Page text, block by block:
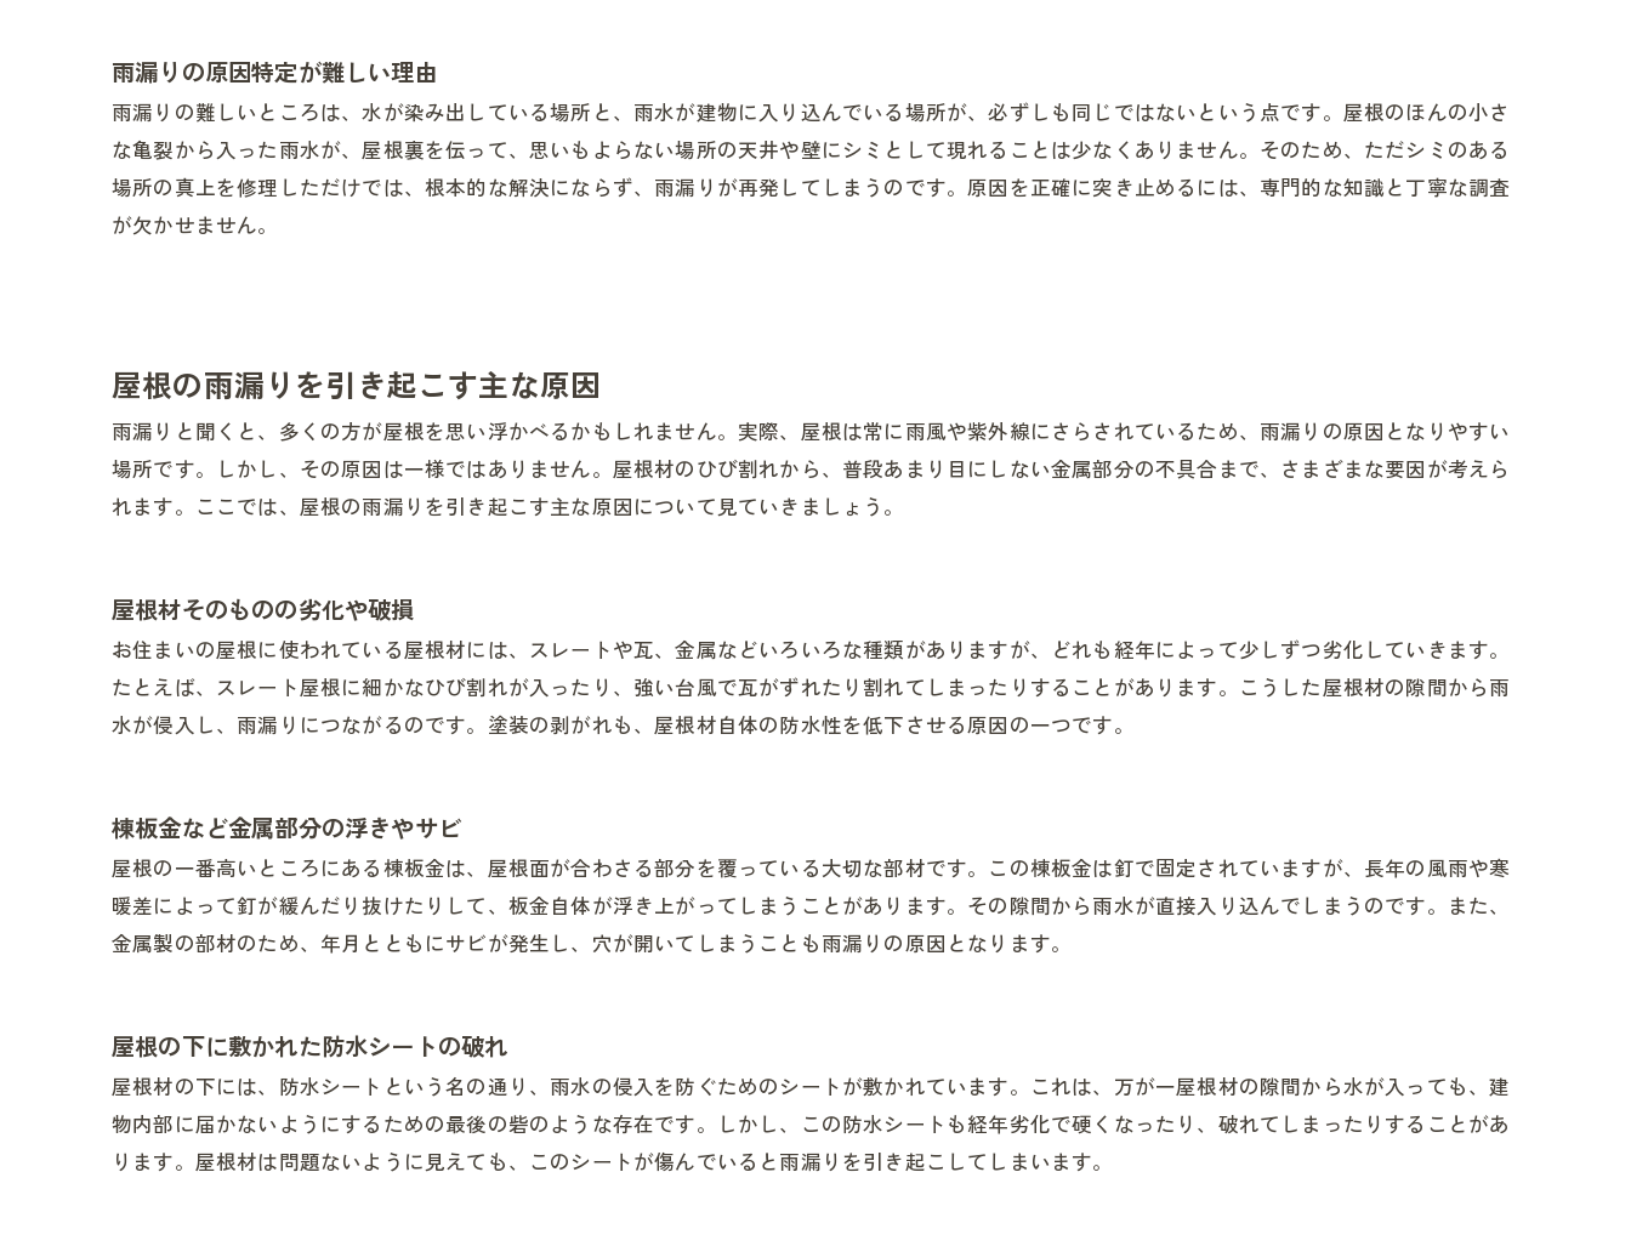
雨漏りの原因特定が難しい理由
雨漏りの難しいところは、水が染み出している場所と、雨水が建物に入り込んでいる場所が、必ずしも同じではないという点です。屋根のほんの小さ
な亀裂から入った雨水が、屋根裏を伝って、思いもよらない場所の天井や壁にシミとして現れることは少なくありません。そのため、ただシミのある
場所の真上を修理しただけでは、根本的な解決にならず、雨漏りが再発してしまうのです。原因を正確に突き止めるには、専門的な知識と丁寧な調査
が欠かせません。
屋根の雨漏りを引き起こす主な原因
雨漏りと聞くと、多くの方が屋根を思い浮かべるかもしれません。実際、屋根は常に雨風や紫外線にさらされているため、雨漏りの原因となりやすい
場所です。しかし、その原因は一様ではありません。屋根材のひび割れから、普段あまり目にしない金属部分の不具合まで、さまざまな要因が考えら
れます。ここでは、屋根の雨漏りを引き起こす主な原因について見ていきましょう。
屋根材そのものの劣化や破損
お住まいの屋根に使われている屋根材には、スレートや瓦、金属などいろいろな種類がありますが、どれも経年によって少しずつ劣化していきます。
たとえば、スレート屋根に細かなひび割れが入ったり、強い台風で瓦がずれたり割れてしまったりすることがあります。こうした屋根材の隙間から雨
水が侵入し、雨漏りにつながるのです。塗装の剥がれも、屋根材自体の防水性を低下させる原因の一つです。
棟板金など金属部分の浮きやサビ
屋根の一番高いところにある棟板金は、屋根面が合わさる部分を覆っている大切な部材です。この棟板金は釘で固定されていますが、長年の風雨や寒
暖差によって釘が緩んだり抜けたりして、板金自体が浮き上がってしまうことがあります。その隙間から雨水が直接入り込んでしまうのです。また、
金属製の部材のため、年月とともにサビが発生し、穴が開いてしまうことも雨漏りの原因となります。
屋根の下に敷かれた防水シートの破れ
屋根材の下には、防水シートという名の通り、雨水の侵入を防ぐためのシートが敷かれています。これは、万が一屋根材の隙間から水が入っても、建
物内部に届かないようにするための最後の砦のような存在です。しかし、この防水シートも経年劣化で硬くなったり、破れてしまったりすることがあ
ります。屋根材は問題ないように見えても、このシートが傷んでいると雨漏りを引き起こしてしまいます。